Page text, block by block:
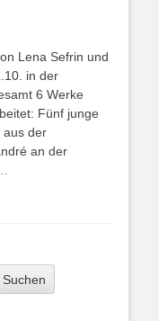
Lena Sefrin und
in der
6 Werke
Fünf junge
aus der
an der
Suchen